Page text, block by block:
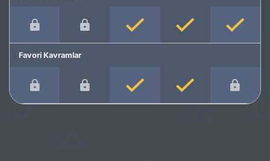
Favori Kavramlar